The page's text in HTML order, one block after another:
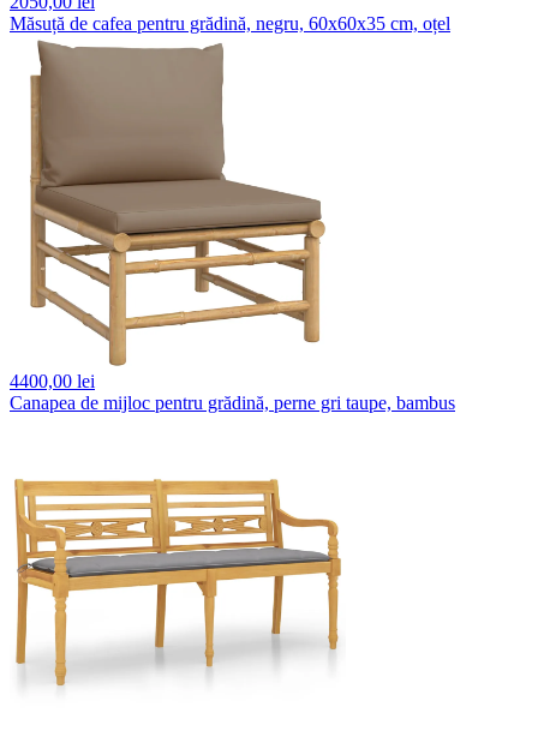
Măsuță de cafea pentru grădină, negru, 60x60x35 cm, oțel
4400,00 lei
Canapea de mijloc pentru grădină, perne gri taupe, bambus